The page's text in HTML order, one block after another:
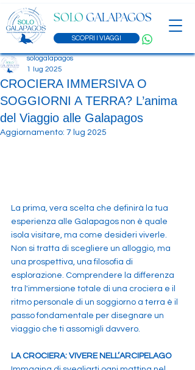
SOLO GALAPAGOS
SCOPRI I VIAGGI
CROCIERA IMMERSIVA O
SOGGIORNI A TERRA? L’anima
del Viaggio alle Galapagos
sologalapagos
1 lug 2025
Aggiornamento: 7 lug 2025
La prima, vera scelta che definirà la tua
esperienza alle Galapagos non è quale
isola visitare, ma come desideri viverle.
Non si tratta di scegliere un alloggio, ma
una prospettiva, una filosofia di
esplorazione. Comprendere la differenza
tra l'immersione totale di una crociera e il
ritmo personale di un soggiorno a terra è il
passo fondamentale per disegnare un
viaggio che ti assomigli davvero.
LA CROCIERA: VIVERE NELL’ARCIPELAGO